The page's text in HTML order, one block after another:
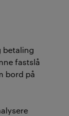
betaling
fastslå
bord på